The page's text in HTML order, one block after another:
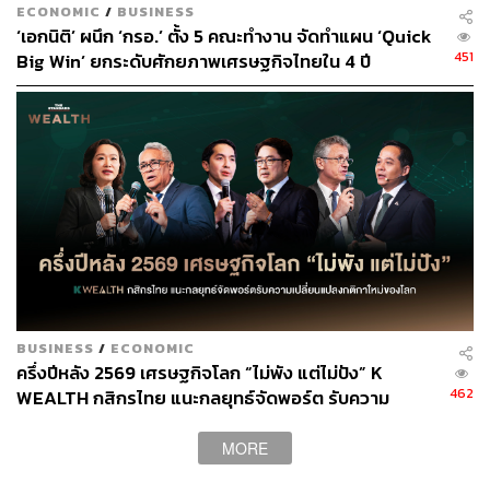
เกษตรกรรม
บ้านพักอาศัย
พาณิชยกรรม
ที่ดินหรือสิ่งปลูกสร้างรกร้างว่างเปล่า
ซึ่งจะทำให้เจ้าของอสังหาริมทรัพย์ดังกล่าวมีค่าใช้จ่ายภาษีที่
เพิ่มขึ้น ก่อนหน้านี้แลนด์ลอร์ดไม่ต้องเสียภาษีดังกล่าว ดังนั้น
การสร้างรายได้จากอสังหาริมทรัพย์ที่มีอยู่จึงช่วยลดค่าใช้
จ่ายในส่วนนี้ได้
พิสูจน์อักษร: ภาวิกา ขันติศรีสกุล
สามารถติดตาม THE STANDARD WEALTH
ECONOMIC / BUSINESS
‘เอกนิติ’ ผนึก ‘กรอ.’ ตั้ง 5 คณะทำงาน จัดทำแผน ‘Quick
Big Win’ ยกระดับศักยภาพเศรษฐกิจไทยใน 4 ปี
451
BUSINESS / ECONOMIC
ครึ่งปีหลัง 2569 เศรษฐกิจโลก “ไม่พัง แต่ไม่ปัง” K
WEALTH กสิกรไทย แนะกลยุทธ์จัดพอร์ต รับความ
462
MORE